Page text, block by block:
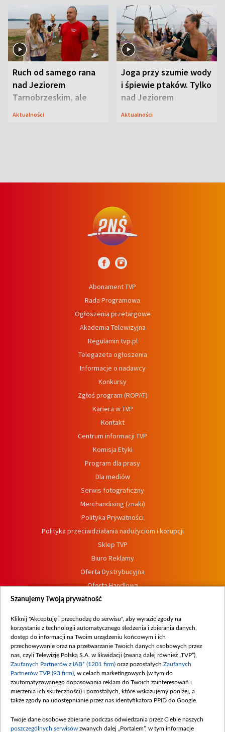
Ruch od samego rana
nad Jeziorem
Tarnobrzeskim, ale
ważna jest jedna
Aktualności
Joga przy szumie wody
i śpiewie ptaków. Tylko
nad Jeziorem
Tarnobrzeskim
Aktualności
Abonament TVP
Rada Programowa
Ogłoszenia przetargowe
Akademia Telewizyjna
Regulamin tvp.pl
Telegazeta ogłoszenia
Informacje o nadawcy
Konkursy
Zgłoś program (ROPAT)
Kariera w TVP
Kontakt
Centrum informacji TVP
Komisja Etyki
Program dla prasy
Dla mediów
Serwis fotograficzny
Merchandising (znaki)
Polityka Prywatności
Polityka przeciwdziałania nadużyciom i korupcji
Sklep TVP
Biuro Reklamy
Oferta Dystrybucyjna
Oferta Handlowa
Dostępność
Procedura zgłoszeń wewnętrznych
Szanujemy Twoją prywatność
Kliknij "Akceptuję i przechodzę do serwisu", aby wyrazić zgody na
korzystanie z technologii automatycznego śledzenia i zbierania danych,
dostęp do informacji na Twoim urządzeniu końcowym i ich
przechowywanie oraz na przetwarzanie Twoich danych osobowych przez
nas, czyli Telewizję Polską S.A. w likwidacji (zwaną dalej również „TVP”),
Zaufanych Partnerów z IAB* (1201 firm) oraz pozostałych Zaufanych
Partnerów TVP (93 firm) , w celach marketingowych (w tym do
zautomatyzowanego dopasowania reklam do Twoich zainteresowań i
mierzenia ich skuteczności) i pozostałych, które wskazujemy poniżej, a
także zgody na udostępnianie przez nas identyfikatora PPID do Google.
Twoje dane osobowe zbierane podczas odwiedzania przez Ciebie naszych
poszczególnych serwisów zwanych dalej „Portalem”, w tym informacje